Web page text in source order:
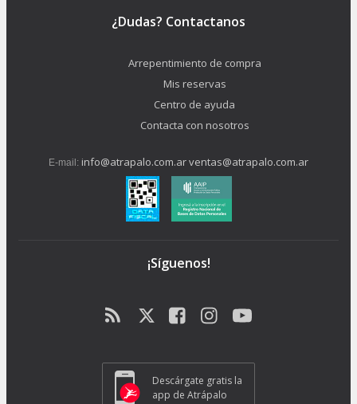
¿Dudas? Contactanos
Arrepentimiento de compra
Mis reservas
Centro de ayuda
Contacta con nosotros
E-mail: info@atrapalo.com.arventas@atrapalo.com.ar
¡Síguenos!
Descárgate gratis la
app de Atrápalo